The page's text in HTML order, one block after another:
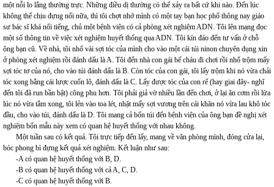
một nỗi lo lắng thường trực. Những điều dị thường có thể xảy ra bất cứ khi nào. Đến lúc
không thể chịu đựng nổi nữa, thì tôi chợt nhớ mình có một tay bạn học phổ thông nay giáo
sư bác sĩ khá nổi tiếng, chủ một bệnh viện có cả phòng xét nghiệm ADN. Tôi lên mạng đọc
một số thông tin về việc xét nghiệm huyết thống qua ADN. Tôi kín đáo đến tư vấn ở chỗ
ông bạn cũ. Về nhà, tôi nhổ vài sợi tóc của mình cho vào một cái túi ninon chuyên dụng xin
ở phòng xét nghiệm rồi đánh dấu là A. Tôi đến nhà con gái bế cháu đi chơi rồi nhổ trộm mấy
sợi tóc tơ của nó, cho vào túi đánh dấu là B. Còn tóc của con gái, tôi lấy trộm khi nó vừa chải
tóc xong bằng cái lược cuốn lô, đánh dấu là C. Lấy được tóc của con rể (hay giai đây- nghĩ
đến tôi đã run bần bật) công phu hơn. Tôi phải giả vờ nhiều lần đến chơi, ở lại ăn cơm rồi lừa
lúc nó vừa tắm xong, tôi lẻn vào toa lét, nhặt mấy sợi vương trên cái khăn nó vừa lau khô tóc
đầu, cho vào túi, đánh dấu là D. Tôi mang cả bốn túi đến bệnh viện của ông bạn đề nghị xét
nghiệm bốn mẫu này xem có quan hệ huyết thống với nhau không.
Một tuần sau có kết quả. Tôi trực tiếp đến lấy, mang về văn phòng mình, đóng cửa lại,
bóc phong bì đựng kết quả xét nghiệm. Kết luận như sau:
-A có quan hệ huyết thống với B, D.
-B có quan hệ huyết thống với cả A, C, D.
-C có quan hệ huyết thống với B.